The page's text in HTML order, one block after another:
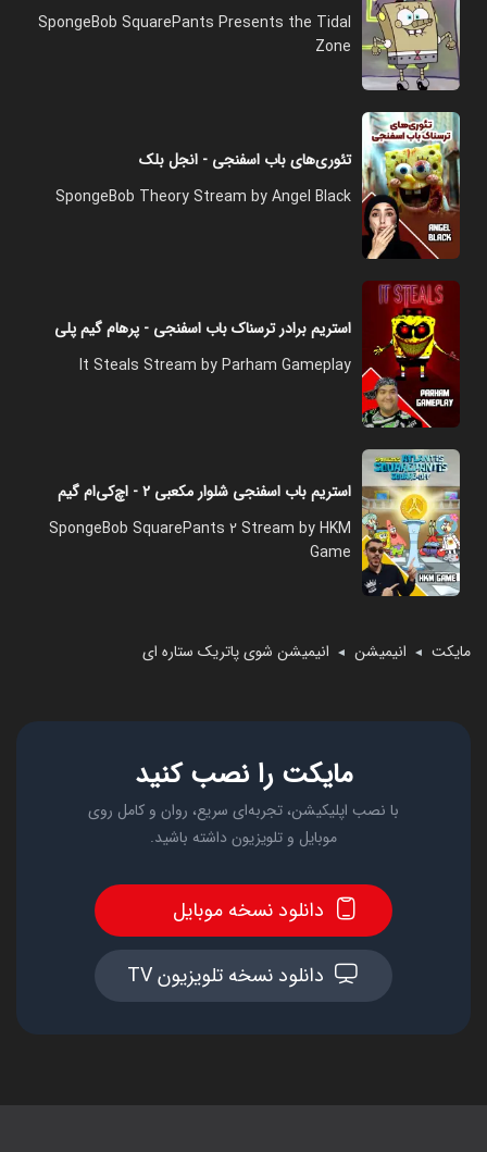
SpongeBob SquarePants Presents the Tidal
Zone
تئوری‌های باب اسفنجی - انجل بلک
SpongeBob Theory Stream by Angel Black
استریم برادر ترسناک باب اسفنجی - پرهام گیم پلی
It Steals Stream by Parham Gameplay
استریم باب اسفنجی شلوار مکعبی ۲ - اچ‌کی‌ام گیم
SpongeBob SquarePants 2 Stream by HKM
Game
مایکت ◄ انیمیشن ◄ انیمیشن شوی پاتریک ستاره ای
مایکت را نصب کنید
با نصب اپلیکیشن، تجربه‌ای سریع، روان و کامل روی
موبایل و تلویزیون داشته باشید.
دانلود نسخه موبایل
دانلود نسخه تلویزیون TV